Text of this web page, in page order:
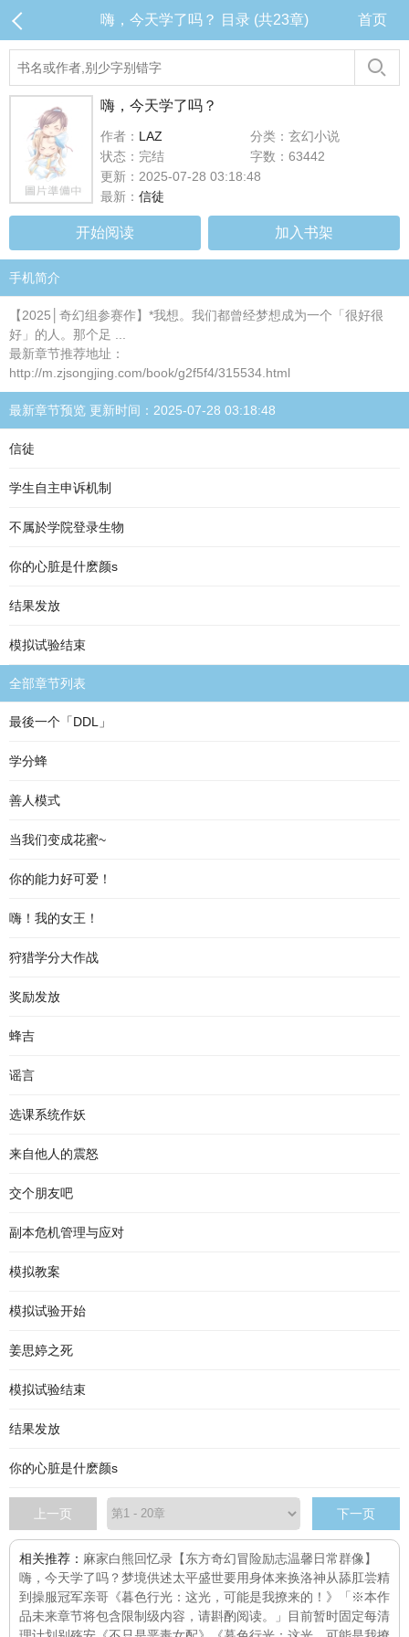
嗨，今天学了吗？ 目录 (共23章) 首页
嗨，今天学了吗？
作者： LAZ
分类：玄幻小说
状态：完结
字数：63442
更新：2025-07-28 03:18:48
最新： 信徒
开始阅读 加入书架
手机简介
【2025│奇幻组参赛作】*我想。我们都曾经梦想成为一个「很好很
好」的人。那个足 ...
最新章节推荐地址：
http://m.zjsongjing.com/book/g2f5f4/315534.html
最新章节预览 更新时间：2025-07-28 03:18:48
信徒
学生自主申诉机制
不属於学院登录生物
你的心脏是什麽颜s
结果发放
模拟试验结束
全部章节列表
最後一个「DDL」
学分蜂
善人模式
当我们变成花蜜~
你的能力好可爱！
嗨！我的女王！
狩猎学分大作战
奖励发放
蜂吉
谣言
选课系统作妖
来自他人的震怒
交个朋友吧
副本危机管理与应对
模拟教案
模拟试验开始
姜思婷之死
模拟试验结束
结果发放
你的心脏是什麽颜s
上一页 下一页
相关推荐： 麻家白熊回忆录【东方奇幻冒险励志温馨日常群像】
嗨，今天学了吗？梦境供述太平盛世要用身体来换洛神从舔肛尝精
到操服冠军亲哥 《暮色行光：这光，可能是我撩来的！》「※本作
品未来章节将包含限制级内容，请斟酌阅读。」目前暂时固定每清